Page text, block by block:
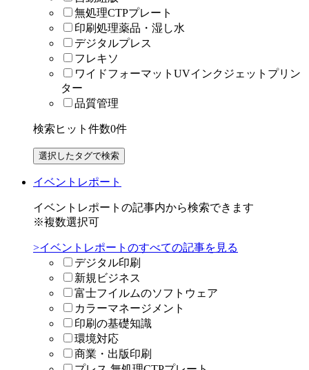
無処理CTPプレート
印刷処理薬品・湿し水
デジタルプレス
フレキソ
ワイドフォーマットUVインクジェットプリン
ター
品質管理
検索ヒット件数0件
イベントレポート
イベントレポートの記事内から検索できます
※複数選択可
>イベントレポートのすべての記事を見る
デジタル印刷
新規ビジネス
富士フイルムのソフトウェア
カラーマネージメント
印刷の基礎知識
環境対応
商業・出版印刷